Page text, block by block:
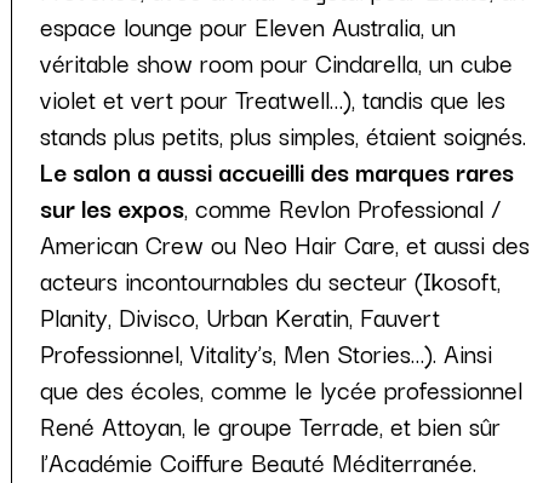
espace lounge pour Eleven Australia, un
véritable show room pour Cindarella, un cube
violet et vert pour Treatwell…), tandis que les
stands plus petits, plus simples, étaient soignés.
Le salon a aussi accueilli des marques rares
sur les expos, comme Revlon Professional /
American Crew ou Neo Hair Care, et aussi des
acteurs incontournables du secteur (Ikosoft,
Planity, Divisco, Urban Keratin, Fauvert
Professionnel, Vitality’s, Men Stories…). Ainsi
que des écoles, comme le lycée professionnel
René Attoyan, le groupe Terrade, et bien sûr
l’Académie Coiffure Beauté Méditerranée.